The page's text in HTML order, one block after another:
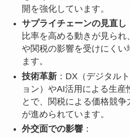
開を強化しています。
サプライチェーンの見直し
比率を高める動きが見ら
や関税の影響を受けにくい
ます。
技術革新：DX（デジタル
ョン）やAI活用による生産
とで、関税による価格競
が進められています。
外交面での影響：